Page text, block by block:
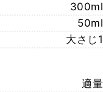
300ml
50ml
大さじ1
適量